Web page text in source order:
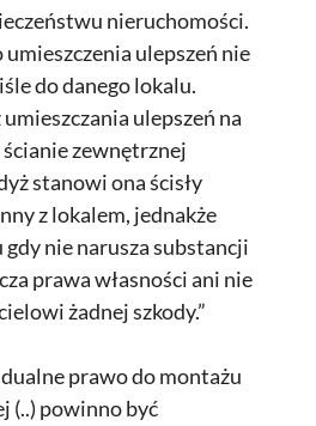
nieruchomości.
ulepszeń nie
do danego lokalu.
ulepszeń na
zewnętrznej
stanowi ona ścisły
z lokalem, jednakże
nie narusza substancji
prawa własności ani nie
żadnej szkody.”
prawo do montażu
(..) powinno być